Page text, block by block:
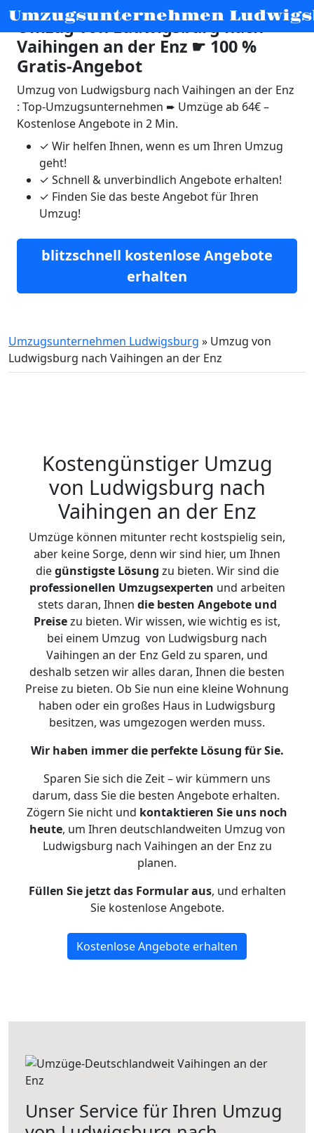
Umzugsunternehmen
Umzug von Ludwigsburg nach
Vaihingen an der Enz ☛ 100 %
Gratis-Angebot
Umzug von Ludwigsburg nach Vaihingen an der Enz
: Top-Umzugsunternehmen ➨ Umzüge ab 64€ –
Kostenlose Angebote in 2 Min.
✓ Wir helfen Ihnen, wenn es um Ihren Umzug
geht!
✓ Schnell & unverbindlich Angebote erhalten!
✓ Finden Sie das beste Angebot für Ihren
Umzug!
blitzschnell kostenlose Angebote
erhalten
Umzugsunternehmen Ludwigsburg » Umzug von
Ludwigsburg nach Vaihingen an der Enz
Kostengünstiger Umzug
von Ludwigsburg nach
Vaihingen an der Enz
Umzüge können mitunter recht kostspielig sein,
aber keine Sorge, denn wir sind hier, um Ihnen
diegünstigste Lösung zu bieten. Wir sind die
professionellen Umzugsexperten und arbeiten
stets daran, Ihnen die besten Angebote und
Preisezu bieten. Wir wissen, wie wichtig es ist,
bei einem Umzug von Ludwigsburg nach
Vaihingen an der Enz Geld zu sparen, und
deshalb setzen wir alles daran, Ihnen die besten
Preise zu bieten. Ob Sie nun eine kleine Wohnung
haben oder ein großes Haus in Ludwigsburg
besitzen, was umgezogen werden muss.
Wir haben immer die perfekte Lösung für Sie.
Sparen Sie sich die Zeit – wir kümmern uns
darum, dass Sie die besten Angebote erhalten.
Zögern Sie nicht und kontaktieren Sie uns noch
heute, um Ihren deutschlandweiten Umzug von
Ludwigsburg nach Vaihingen an der Enz zu
planen.
Füllen Sie jetzt das Formular aus, und erhalten
Sie kostenlose Angebote.
Kostenlose Angebote erhalten
Unser Service für Ihren Umzug